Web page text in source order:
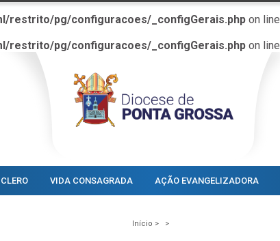
restrito/pg/configuracoes/_configGerais.php on line
restrito/pg/configuracoes/_configGerais.php on line
CLERO VIDA CONSAGRADA AÇÃO EVANGELIZADORA
Início > >